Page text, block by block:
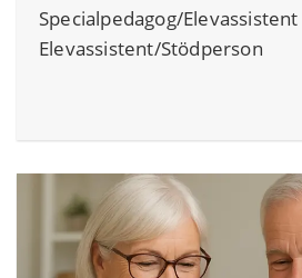
Specialpedagog/Elevassistent
Elevassistent/Stödperson